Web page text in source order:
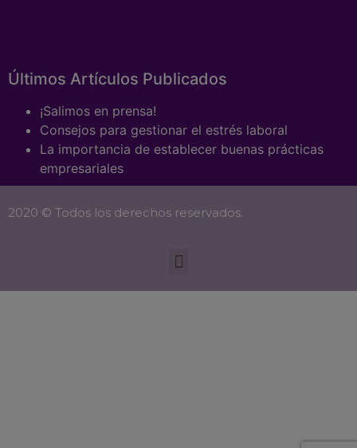
Últimos Artículos Publicados
¡Salimos en prensa!
Consejos para gestionar el estrés laboral
La importancia de establecer buenas prácticas
empresariales
2020 © Todos los derechos reservados.